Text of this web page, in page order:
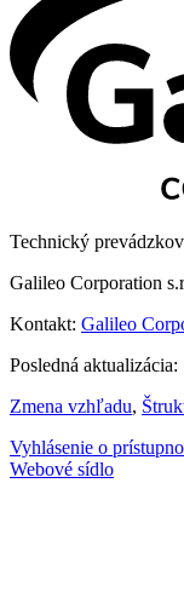
Technický
Galileo Corporation
Kontakt: Galileo
Posledná
Zmena vzhľadu,
Vyhlásenie o
Webové sídlo